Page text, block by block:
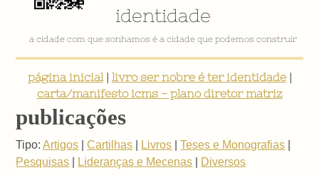
identidade
a cidade com que sonhamos é a cidade que podemos construir
página inicial| livro ser nobre é ter identidade|
carta/manifesto icms - plano diretor matriz
publicações
Tipo: Artigos |Cartilhas Livros |Teses e Monografias
Pesquisas
Lideranças e Mecenas
Diversos